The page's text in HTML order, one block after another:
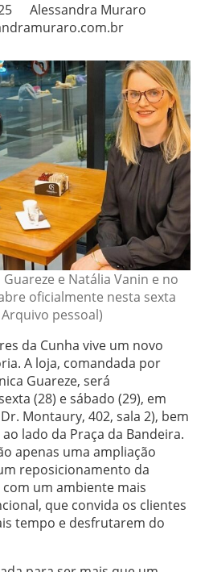
Alessandra Muraro
e Natália Vanin e no
oficialmente nesta sexta
pessoal)
da Cunha vive um novo
A loja, comandada por
Guareze, será
(28) e sábado (29), em
Montaury, 402, sala 2), bem
lado da Praça da Bandeira.
apenas uma ampliação
reposicionamento da
um ambiente mais
que convida os clientes
tempo e desfrutarem do